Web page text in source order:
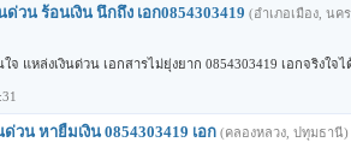
ด่วน ร้อนเงิน นึกถึง เอก0854303419 (อำเภอเมือง, นค
จ แหล่งเงินด่วน เอกสารไม่ยุ่งยาก 0854303419 เอกจริงใ
ด่วน หายืมเงิน 0854303419 เอก (คลองหลวง, ปทุมธานี)